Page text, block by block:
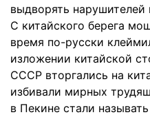
выдворять
С китайского берега
время по-русски
изложении китайской
СССР вторгались на
избивали мирных
в Пекине стали